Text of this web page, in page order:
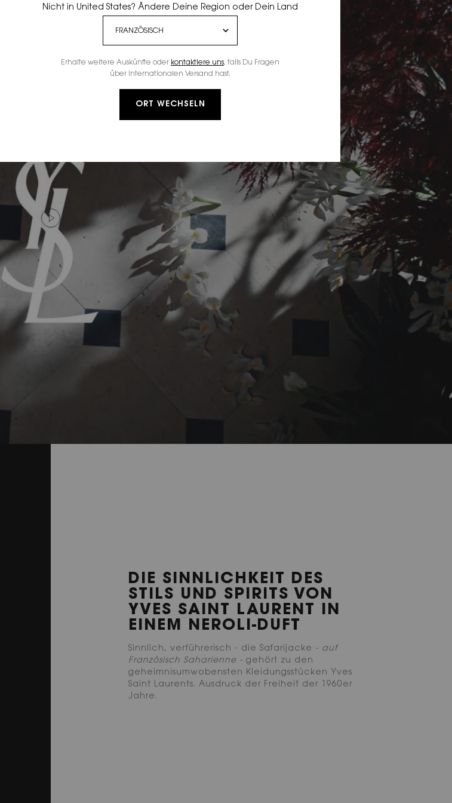
DIE SINNLICHKEIT DES
STILS UND SPIRITS VON
YVES SAINT LAURENT IN
EINEM NEROLI-DUFT
Sinnlich, verführerisch - die Safarijacke - auf
Französisch Saharienne - gehört zu den
geheimnisumwobensten Kleidungsstücken Yves
Saint Laurents. Ausdruck der Freiheit der 1960er
Jahre.
Nicht in United States? Ändere Deine Region oder Dein Land
Erhalte weitere Auskünfte oder kontaktiere uns, falls Du Fragen
über internationalen Versand hast.
ORT WECHSELN